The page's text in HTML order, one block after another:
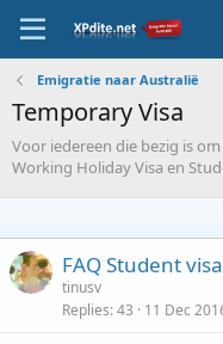
Emigratie naar Australië
Temporary Visa
Voor iedereen die bezig is
Working Holiday Visa en
FAQ Student visa
tinusv
Replies 43 11 Dec